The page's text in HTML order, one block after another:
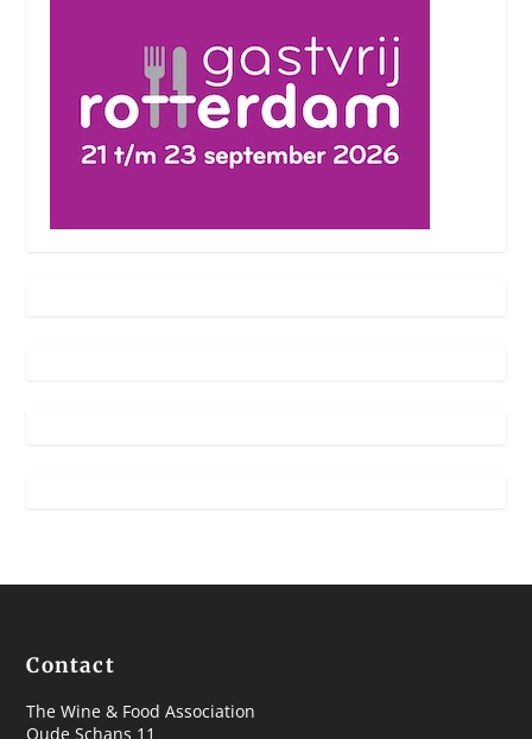
Contact
The Wine & Food Association
Oude Schans 11